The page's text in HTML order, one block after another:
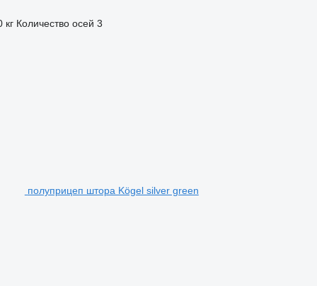
кг Количество осей 3
полуприцеп штора Kögel silver green